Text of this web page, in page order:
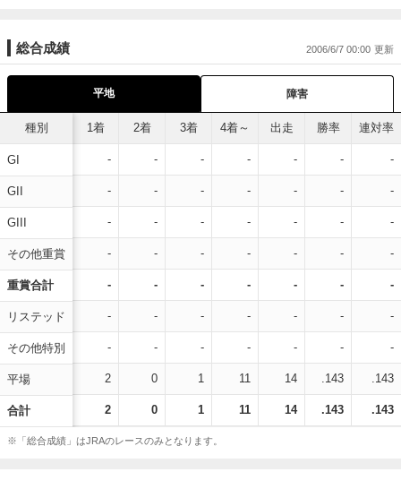
総合成績 2006/6/7 00:00
平地 障害
種別
GI
GII
GIII
その他重賞
重賞合計
リステッド
その他特別
平場
合計
1着 2着 3着 4着～ 出走 勝率 連対率
- - - - - - -
- - - - - - -
- - - - - - -
- - - - - - -
- - - - - - -
- - - - - - -
- - - - - - -
2 0 1 11 14 .143 .143
2 0 1 11 14 .143 .143
※「総合成績」はJRAのレースのみとなります。